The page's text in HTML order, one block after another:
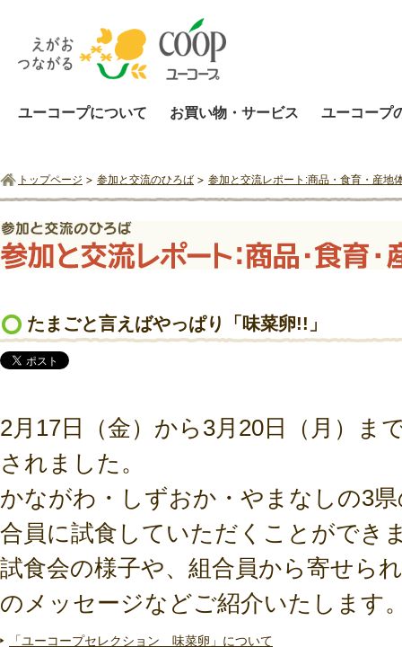
ユーコープについて お買い物・サービス ユーコープ
トップページ 参加と交流のひろば 参加と交流レポート:商品・食育・産地
たまごと言えばやっぱり「味菜卵!!」
2月17日（金）から3月20日（月）ま
されました。
かながわ・しずおか・やまなしの3
合員に試食していただくことができ
試食会の様子や、組合員から寄せら
のメッセージなどご紹介いたします
「ユーコープセレクション 味菜卵」について